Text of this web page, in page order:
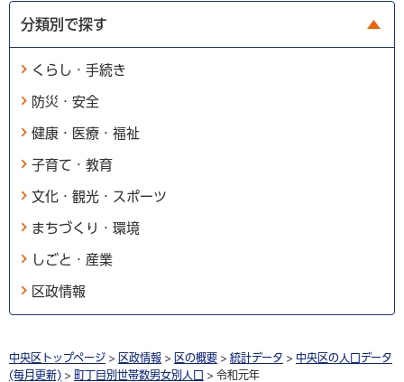
分類別で探す
くらし・手続き
防災・安全
健康・医療・福祉
子育て・教育
文化・観光・スポーツ
まちづくり・環境
しごと・産業
区政情報
中央区トップページ > 区政情報 > 区の概要 > 統計データ > 中央区の人口データ
(毎月更新) > 町丁目別世帯数男女別人口 > 令和元年